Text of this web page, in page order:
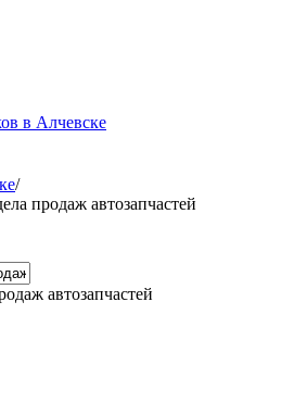
в Алчевске
/
продаж автозапчастей
автозапчастей